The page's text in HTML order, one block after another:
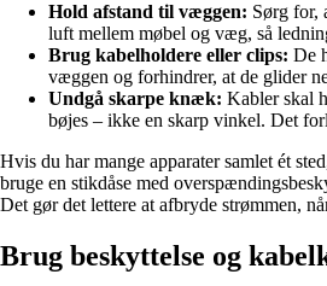
Hold afstand til væggen: Sørg for,
luft mellem møbel og væg, så
Brug kabelholdere eller clips: De
væggen og forhindrer, at de glider
Undgå skarpe knæk: Kabler skal
bøjes – ikke en skarp vinkel. Det
Hvis du har mange apparater samlet ét
bruge en stikdåse med
Det gør det lettere at afbryde strømmen,
Brug beskyttelse og